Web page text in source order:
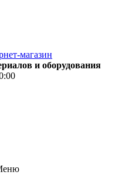
и оборудования